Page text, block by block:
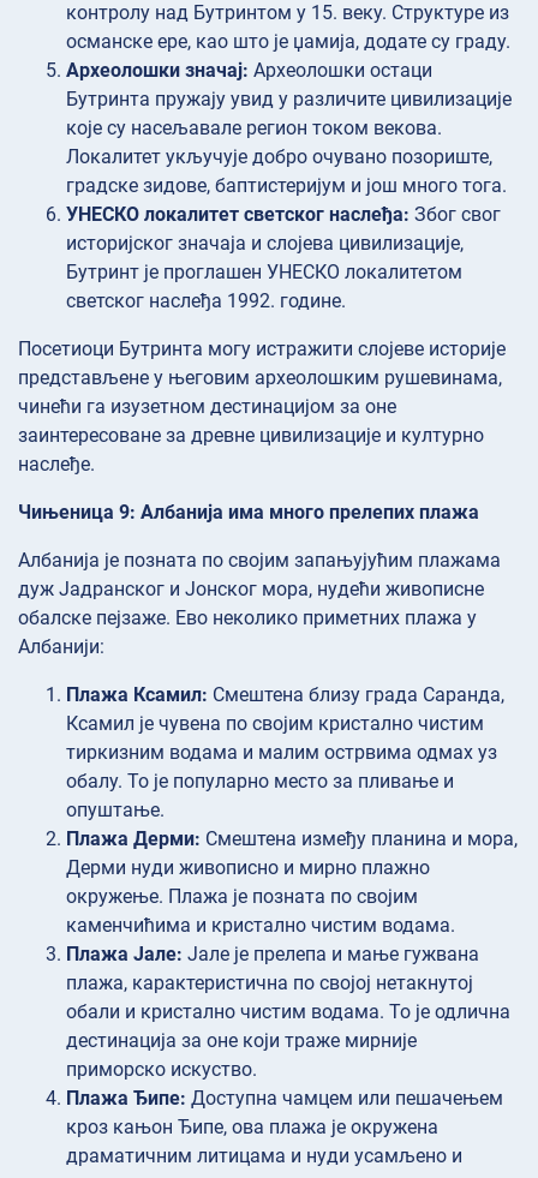
контролу над Бутринтом у 15. веку. Структуре из
османске ере, као што је џамија, додате су граду.
Археолошки значај: Археолошки остаци
Бутринта пружају увид у различите цивилизације
које су насељавале регион током векова.
Локалитет укључује добро очувано позориште,
градске зидове, баптистеријум и још много тога.
УНЕСКО локалитет светског наслеђа: Због свог
историјског значаја и слојева цивилизације,
Бутринт је проглашен УНЕСКО локалитетом
светског наслеђа 1992. године.
Посетиоци Бутринта могу истражити слојеве историје
представљене у његовим археолошким рушевинама,
чинећи га изузетном дестинацијом за оне
заинтересоване за древне цивилизације и културно
наслеђе.
Чињеница 9: Албанија има много прелепих плажа
Албанија је позната по својим запањујућим плажама
дуж Јадранског и Јонског мора, нудећи живописне
обалске пејзаже. Ево неколико приметних плажа у
Албанији:
Плажа Ксамил: Смештена близу града Саранда,
Ксамил је чувена по својим кристално чистим
тиркизним водама и малим острвима одмах уз
обалу. То је популарно место за пливање и
опуштање.
Плажа Дерми: Смештена између планина и мора,
Дерми нуди живописно и мирно плажно
окружење. Плажа је позната по својим
каменчићима и кристално чистим водама.
Плажа Јале: Јале је прелепа и мање гужвана
плажа, карактеристична по својој нетакнутој
обали и кристално чистим водама. То је одлична
дестинација за оне који траже мирније
приморско искуство.
Плажа Ђипе: Доступна чамцем или пешачењем
кроз кањон Ђипе, ова плажа је окружена
драматичним литицама и нуди усамљено и